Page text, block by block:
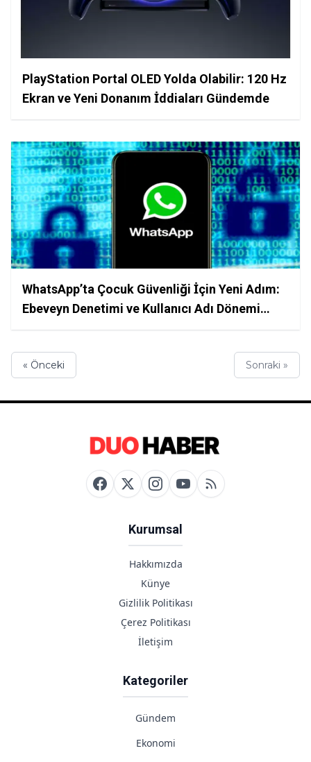
PlayStation Portal OLED Yolda Olabilir: 120 Hz
Ekran ve Yeni Donanım İddiaları Gündemde
WhatsApp’ta Çocuk Güvenliği İçin Yeni Adım:
Ebeveyn Denetimi ve Kullanıcı Adı Dönemi
Başlıyor
« Önceki Sonraki »
Kurumsal
Hakkımızda
Künye
Gizlilik Politikası
Çerez Politikası
İletişim
Kategoriler
Gündem
Ekonomi